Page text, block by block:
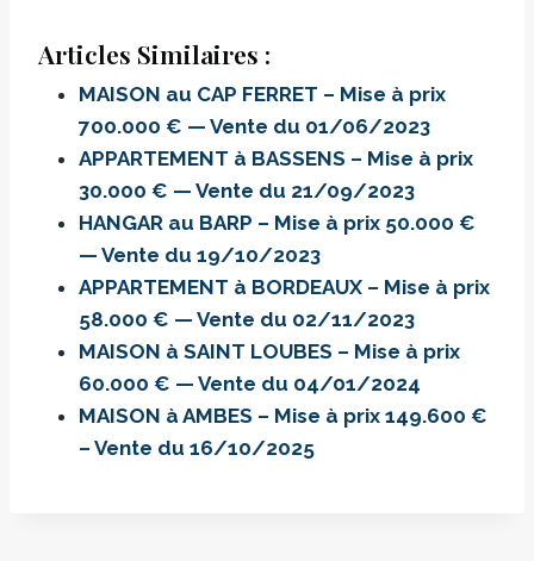
Articles Similaires :
MAISON au CAP FERRET – Mise à prix
700.000 € — Vente du 01/06/2023
APPARTEMENT à BASSENS – Mise à prix
30.000 € — Vente du 21/09/2023
HANGAR au BARP – Mise à prix 50.000 €
— Vente du 19/10/2023
APPARTEMENT à BORDEAUX – Mise à prix
58.000 € — Vente du 02/11/2023
MAISON à SAINT LOUBES – Mise à prix
60.000 € — Vente du 04/01/2024
MAISON à AMBES – Mise à prix 149.600 €
– Vente du 16/10/2025